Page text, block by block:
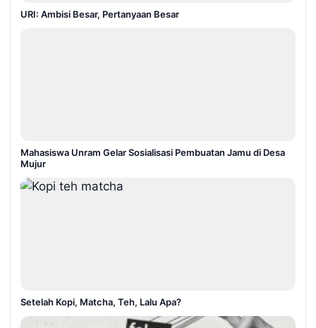
URI: Ambisi Besar, Pertanyaan Besar
Mahasiswa Unram Gelar Sosialisasi Pembuatan Jamu di Desa
Mujur
Setelah Kopi, Matcha, Teh, Lalu Apa?